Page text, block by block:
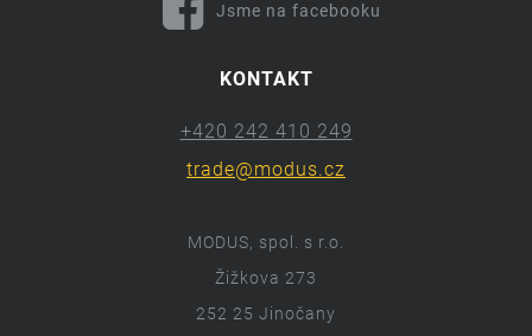
Jsme na facebooku
KONTAKT
+420 242 410 249
trade@modus.cz
MODUS, spol. s r.o.
Žižkova 273
252 25 Jinočany